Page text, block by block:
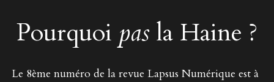
Pourquoi pas la Haine ?
Le 8ème numéro de la revue Lapsus Numérique est à